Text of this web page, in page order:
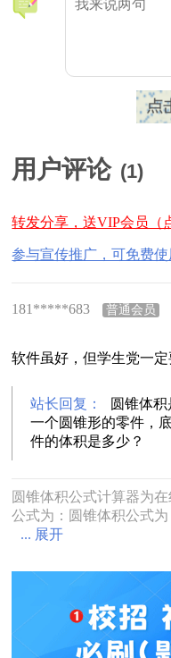
用户评论 (1)
转发分享，送VIP会员（
参与宣传推广，可免费使
181*****683 普通会员
软件虽好，但学生党一
站长回复：
圆锥体积
一个圆锥形的零件，
件的体积是多少？
圆锥体积公式计算器为
公式为：圆锥体积公式
... 展开